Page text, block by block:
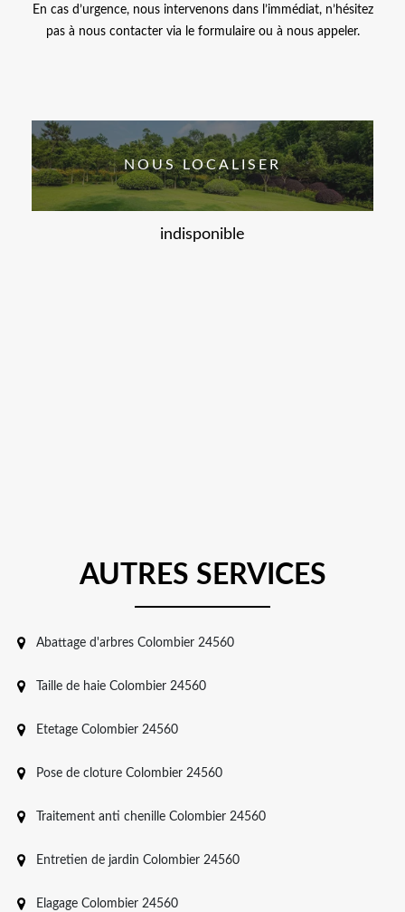
En cas d’urgence, nous intervenons dans l’immédiat, n’hésitez
pas à nous contacter via le formulaire ou à nous appeler.
NOUS LOCALISER
indisponible
AUTRES SERVICES
Abattage d'arbres Colombier 24560
Taille de haie Colombier 24560
Etetage Colombier 24560
Pose de cloture Colombier 24560
Traitement anti chenille Colombier 24560
Entretien de jardin Colombier 24560
Elagage Colombier 24560